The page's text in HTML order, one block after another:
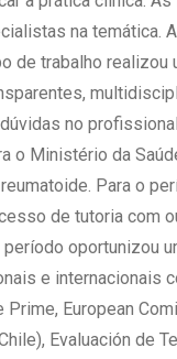
na temática.
de trabalho
no
o Ministério da
Para o
de tutoria com
oportunizou
e internacionais
Prime, European
Evaluación de